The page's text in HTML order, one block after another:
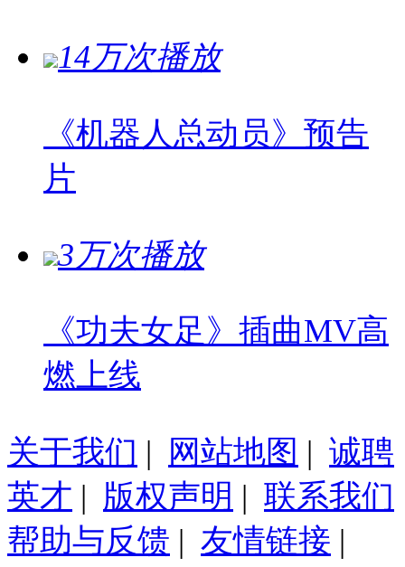
14万次播放
《机器人总动员》预告
片
3万次播放
《功夫女足》插曲MV高
燃上线
关于我们 | 网站地图 | 诚聘
英才 | 版权声明 | 联系我们
帮助与反馈 | 友情链接 |